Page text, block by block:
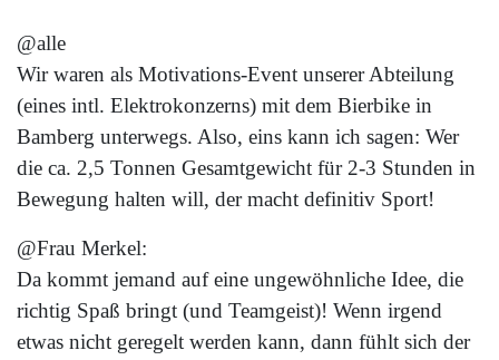
@alle
Wir waren als Motivations-Event unserer Abteilung
(eines intl. Elektrokonzerns) mit dem Bierbike in
Bamberg unterwegs. Also, eins kann ich sagen: Wer
die ca. 2,5 Tonnen Gesamtgewicht für 2-3 Stunden in
Bewegung halten will, der macht definitiv Sport!
@Frau Merkel:
Da kommt jemand auf eine ungewöhnliche Idee, die
richtig Spaß bringt (und Teamgeist)! Wenn irgend
etwas nicht geregelt werden kann, dann fühlt sich der